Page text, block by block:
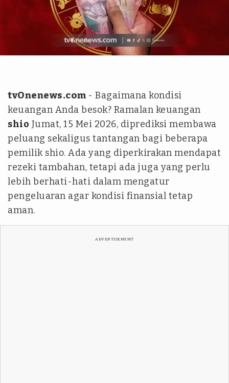
tvOnenews.com - Wildan Mustofa
tvOnenews.com - Bagaimana kondisi
keuangan Anda besok? Ramalan keuangan
shio Jumat, 15 Mei 2026, diprediksi membawa
peluang sekaligus tantangan bagi beberapa
pemilik shio. Ada yang diperkirakan mendapat
rezeki tambahan, tetapi ada juga yang perlu
lebih berhati-hati dalam mengatur
pengeluaran agar kondisi finansial tetap
aman.
ADVERTISEMENT